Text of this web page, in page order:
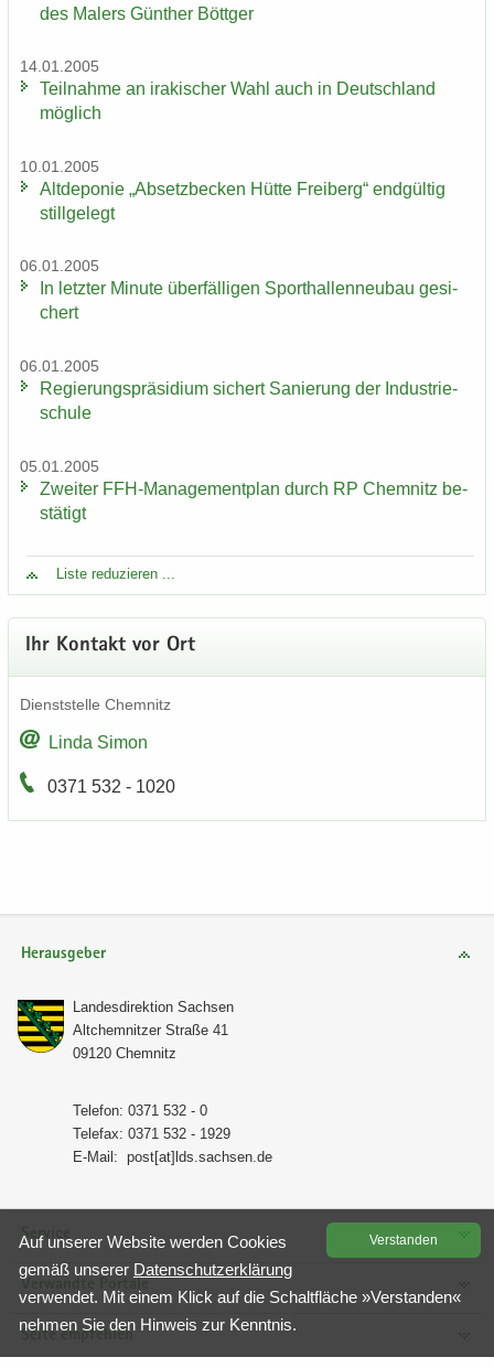
des Ma­lers Gün­ther Bött­ger
14.01.2005
Teil­nah­me an ira­ki­scher Wahl auch in Deutsch­land
mög­lich
10.01.2005
Alt­de­po­nie „Ab­setz­be­cken Hütte Frei­berg“ end­gül­tig
still­ge­legt
06.01.2005
In letz­ter Mi­nu­te über­fäl­li­gen Sport­hal­len­neu­bau ge­si­
chert
06.01.2005
Re­gie­rungs­prä­si­di­um si­chert Sa­nie­rung der In­dus­trie­
schu­le
05.01.2005
Zwei­ter FFH-​Managementplan durch RP Chem­nitz be­
stä­tigt
Liste re­du­zie­ren ...
Ihr Kon­takt vor Ort
Dienst­stel­le Chem­nitz
Linda Simon
0371 532 - 1020
Herausgeber
Lan­des­di­rek­ti­on Sach­sen
Alt­chem­nit­zer Stra­ße 41
09120 Chem­nitz
Te­le­fon: 0371 532 - 0
Te­le­fax: 0371 532 - 1929
E-​Mail: post[at]lds.sach­sen.de
Service
Verwandte Portale
Seite empfehlen
Ver­stan­den
Auf un­se­rer Web­site wer­den Coo­kies
gemäß un­se­rer Da­ten­schutz­er­klä­rung
ver­wen­det. Mit einem Klick auf die Schalt­flä­che »Ver­stan­den«
neh­men Sie den Hin­weis zur Kennt­nis.